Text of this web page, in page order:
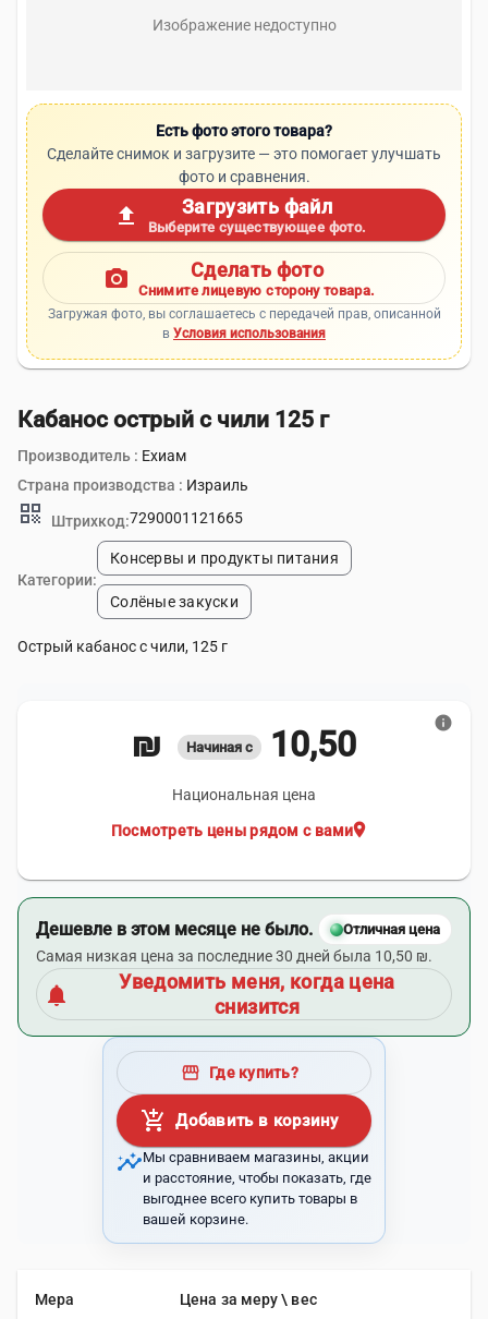
Изображение недоступно
Есть фото этого товара?
Сделайте снимок и загрузите — это помогает улучшать
фото и сравнения.
upload Загрузить файл
Выберите существующее фото.
photo_camera Сделать фото
Снимите лицевую сторону товара.
Загружая фото, вы соглашаетесь с передачей прав, описанной
в Условия использования
Кабанос острый с чили 125 г
Производитель : Ехиам
Страна производства : Израиль
qr_code Штрихкод:7290001121665
Категории:
Консервы и продукты питания
Солёные закуски
Острый кабанос с чили, 125 г
Начиная с 10,50 ₪
Национальная цена
location_on
Посмотреть цены рядом с вами
info
Дешевле в этом месяце не было. Отличная цена
Самая низкая цена за последние 30 дней была 10,50 ₪.
notifications
Уведомить меня, когда цена
снизится
storefront Где купить?
add_shopping_cart Добавить в корзину
insightsМы сравниваем магазины, акции
и расстояние, чтобы показать, где
выгоднее всего купить товары в
вашей корзине.
Мера Цена за меру \ вес